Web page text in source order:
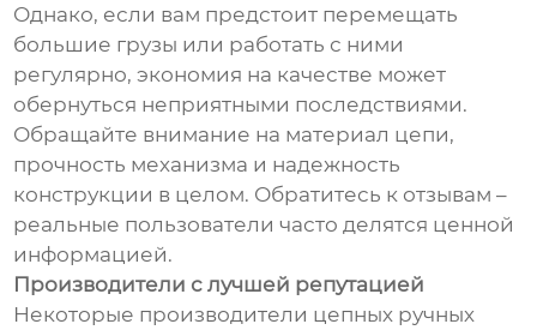
Однако, если вам предстоит перемещать
большие грузы или работать с ними
регулярно, экономия на качестве может
обернуться неприятными последствиями.
Обращайте внимание на материал цепи,
прочность механизма и надежность
конструкции в целом. Обратитесь к отзывам –
реальные пользователи часто делятся ценной
информацией.
Производители с лучшей репутацией
Некоторые производители цепных ручных